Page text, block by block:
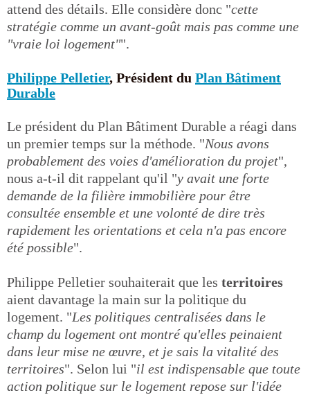
attend des détails. Elle considère donc "cette
stratégie comme un avant-goût mais pas comme une
"vraie loi logement"".
Philippe Pelletier, Président du Plan Bâtiment
Durable
Le président du Plan Bâtiment Durable a réagi dans
un premier temps sur la méthode. "Nous avons
probablement des voies d'amélioration du projet",
nous a-t-il dit rappelant qu'il "y avait une forte
demande de la filière immobilière pour être
consultée ensemble et une volonté de dire très
rapidement les orientations et cela n'a pas encore
été possible".
Philippe Pelletier souhaiterait que les territoires
aient davantage la main sur la politique du
logement. "Les politiques centralisées dans le
champ du logement ont montré qu'elles peinaient
dans leur mise ne œuvre, et je sais la vitalité des
territoires". Selon lui "il est indispensable que toute
action politique sur le logement repose sur l'idée